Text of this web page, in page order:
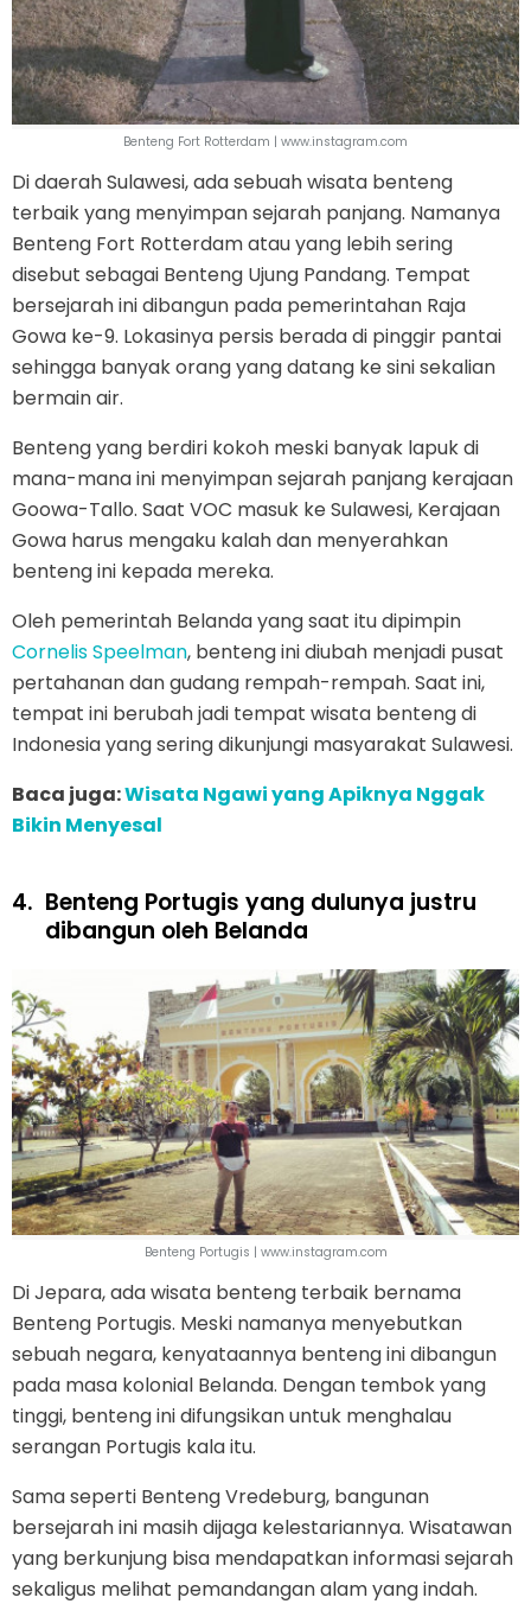
Benteng Fort Rotterdam | www.instagram.com
Di daerah Sulawesi, ada sebuah wisata benteng
terbaik yang menyimpan sejarah panjang. Namanya
Benteng Fort Rotterdam atau yang lebih sering
disebut sebagai Benteng Ujung Pandang. Tempat
bersejarah ini dibangun pada pemerintahan Raja
Gowa ke-9. Lokasinya persis berada di pinggir pantai
sehingga banyak orang yang datang ke sini sekalian
bermain air.
Benteng yang berdiri kokoh meski banyak lapuk di
mana-mana ini menyimpan sejarah panjang kerajaan
Goowa-Tallo. Saat VOC masuk ke Sulawesi, Kerajaan
Gowa harus mengaku kalah dan menyerahkan
benteng ini kepada mereka.
Oleh pemerintah Belanda yang saat itu dipimpin
Cornelis Speelman, benteng ini diubah menjadi pusat
pertahanan dan gudang rempah-rempah. Saat ini,
tempat ini berubah jadi tempat wisata benteng di
Indonesia yang sering dikunjungi masyarakat Sulawesi.
Baca juga:Wisata Ngawi yang Apiknya Nggak
Bikin Menyesal
4. Benteng Portugis yang dulunya justru
dibangun oleh Belanda
Benteng Portugis | www.instagram.com
Di Jepara, ada wisata benteng terbaik bernama
Benteng Portugis. Meski namanya menyebutkan
sebuah negara, kenyataannya benteng ini dibangun
pada masa kolonial Belanda. Dengan tembok yang
tinggi, benteng ini difungsikan untuk menghalau
serangan Portugis kala itu.
Sama seperti Benteng Vredeburg, bangunan
bersejarah ini masih dijaga kelestariannya. Wisatawan
yang berkunjung bisa mendapatkan informasi sejarah
sekaligus melihat pemandangan alam yang indah.